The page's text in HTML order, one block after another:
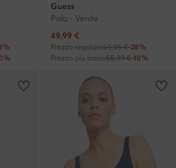
Guess
Polo · Verde
Prezzo attuale
49,99 €
Prezzo regolare69,95 €-28%
Prezzo più basso55,99 €-10%